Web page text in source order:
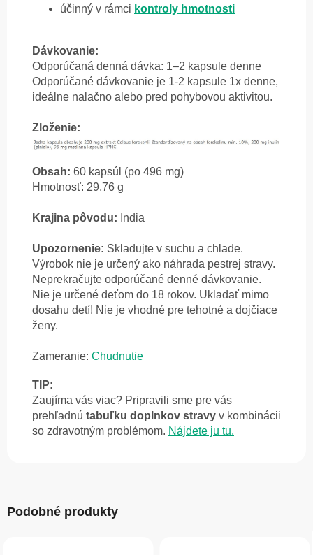
účinný v rámci kontroly hmotnosti
Dávkovanie:
Odporúčaná denná dávka: 1–2 kapsule denne
Odporúčané dávkovanie je 1-2 kapsule 1x denne,
ideálne nalačno alebo pred pohybovou aktivitou.
Zloženie:
Obsah: 60 kapsúl (po 496 mg)
Hmotnosť: 29,76 g
Krajina pôvodu: India
Upozornenie: Skladujte v suchu a chlade.
Výrobok nie je určený ako náhrada pestrej stravy.
Neprekračujte odporúčané denné dávkovanie.
Nie je určené deťom do 18 rokov. Ukladať mimo
dosahu detí! Nie je vhodné pre tehotné a dojčiace
ženy.
Zameranie: Chudnutie
TIP:
Zaujíma vás viac? Pripravili sme pre vás
prehľadnú tabuľku doplnkov stravy v kombinácii
so zdravotným problémom. Nájdete ju tu.
Podobné produkty